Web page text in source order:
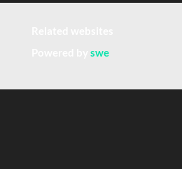
swe